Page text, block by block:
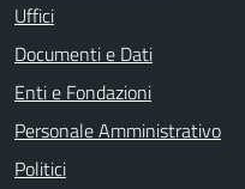
Uffici
Documenti e Dati
Enti e Fondazioni
Personale Amministrativo
Politici